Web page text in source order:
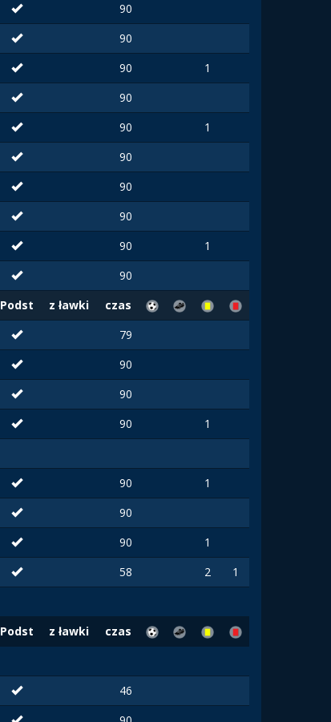
90
90
90
1
90
90
1
90
90
90
90
1
90
Podst z ławki
czas
79
90
90
90
1
90
1
90
90
1
58 2
1
Podst z ławki
czas
46